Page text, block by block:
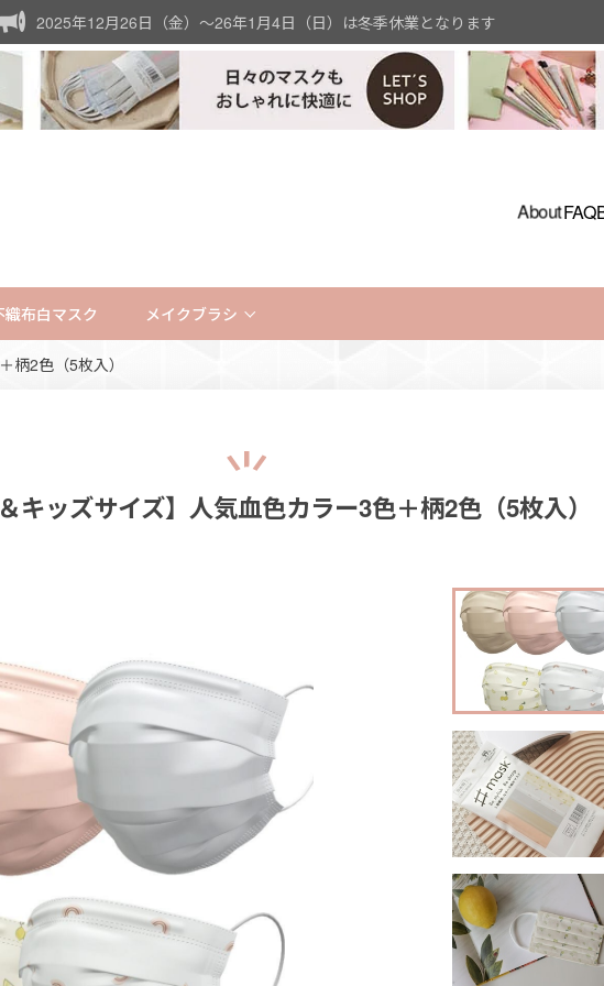
2025年12月26日（金）〜26年1月4日（日）は冬季休業となります
AboutFAQ
布白マスク メイクブラシ
柄2色（5枚入）
キッズサイズ】人気血色カラー3色＋柄2色（5枚入）